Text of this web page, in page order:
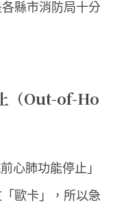
縣市消防局十分
（Out-of-Ho
心肺功能停止」
歐卡」，所以急